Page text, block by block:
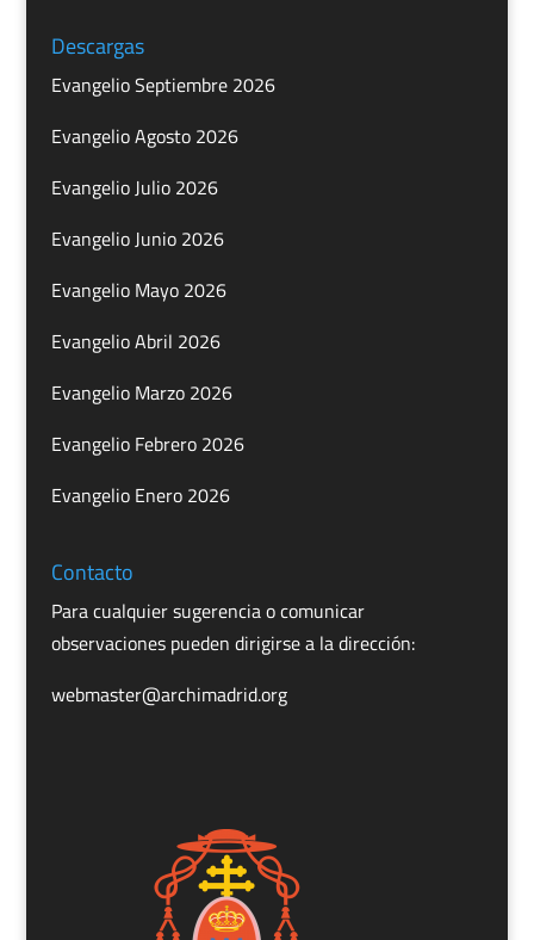
Descargas
Evangelio Septiembre 2026
Evangelio Agosto 2026
Evangelio Julio 2026
Evangelio Junio 2026
Evangelio Mayo 2026
Evangelio Abril 2026
Evangelio Marzo 2026
Evangelio Febrero 2026
Evangelio Enero 2026
Contacto
Para cualquier sugerencia o comunicar
observaciones pueden dirigirse a la dirección:
webmaster@archimadrid.org